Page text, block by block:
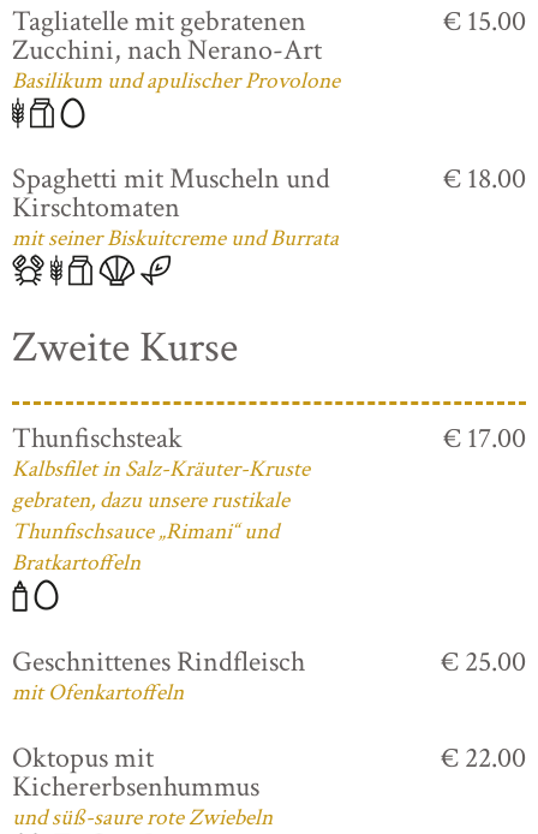
Tagliatelle mit gebratenen
Zucchini, nach Nerano-Art
Basilikum und apulischer Provolone
€ 15.00
Spaghetti mit Muscheln und
Kirschtomaten
mit seiner Biskuitcreme und Burrata
€ 18.00
Zweite Kurse
Thunfischsteak
Kalbsfilet in Salz-Kräuter-Kruste
gebraten, dazu unsere rustikale
Thunfischsauce „Rimani“ und
Bratkartoffeln
€ 17.00
Geschnittenes Rindfleisch
mit Ofenkartoffeln
€ 25.00
Oktopus mit
Kichererbsenhummus
und süß-saure rote Zwiebeln
€ 22.00